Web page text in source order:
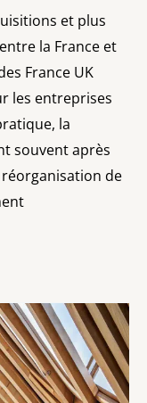
et plus
la France et
France UK
les entreprises
la
souvent après
de